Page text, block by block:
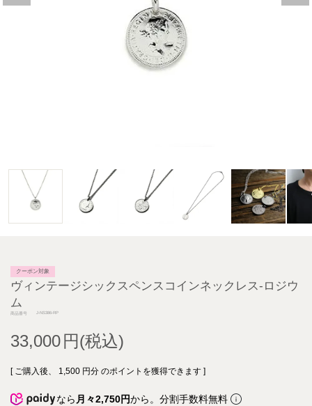
クーポン対象
ヴィンテージシックスペンスコインネックレス-ロジウ
ム
商品番号 J-NS386-RP
33,000
[ ご購入後、 1,500 円分 のポイントを獲得できます ]
なら 月々2,750円から。分割手数料無料